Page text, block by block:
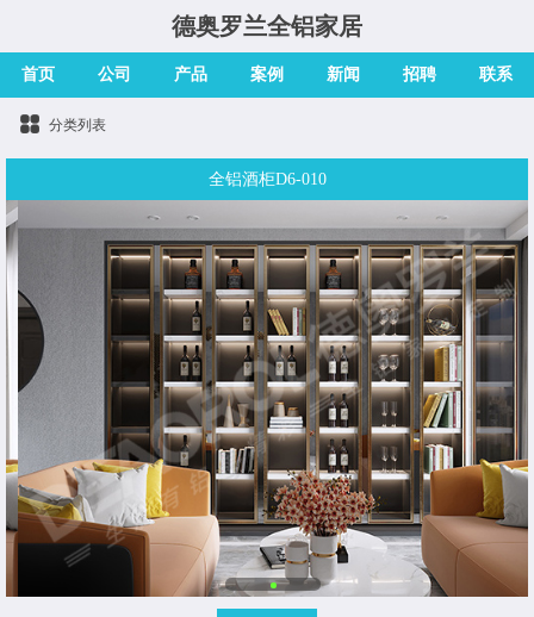
德奥罗兰全铝家居
首页 公司 产品 案例 新闻 招聘 联系
分类列表
全铝酒柜D6-010